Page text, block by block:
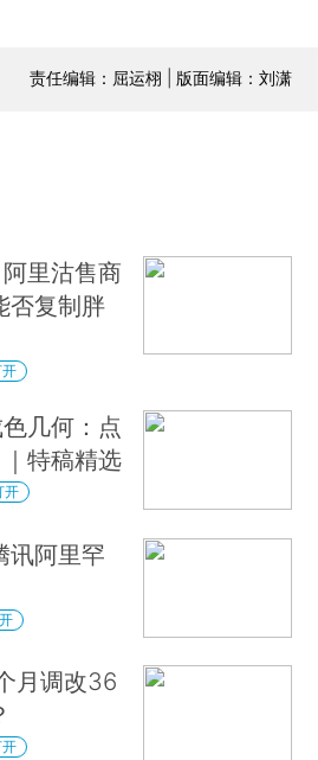
责任编辑：屈运栩 | 版面编辑：刘潇
里沽售商
否复制胖
几何：点
特稿精选
开
讯阿里罕
月调改36